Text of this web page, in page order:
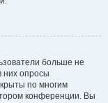
больше не
них опросы
по многим
конференции. Вы